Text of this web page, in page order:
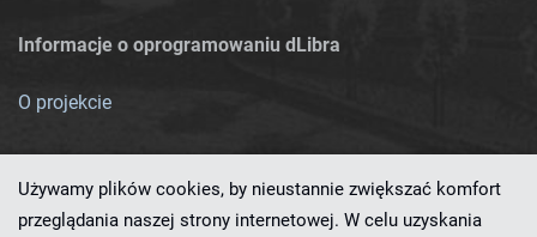
Informacje o oprogramowaniu dLibra
O projekcie
Używamy plików cookies, by nieustannie zwiększać komfort
przeglądania naszej strony internetowej. W celu uzyskania